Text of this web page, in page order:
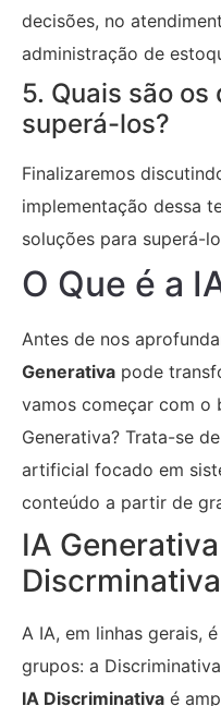
decisões, no
administração de
5. Quais são
superá-los?
Finalizaremos
implementação dessa
soluções para superá-
O Que é a
Antes de nos
Generativa pode
vamos começar com o
Generativa? Trata-se
artificial focado em
conteúdo a partir de
IA
Discrminativa
A IA, em linhas gerais,
grupos: a
IA Discriminativa é